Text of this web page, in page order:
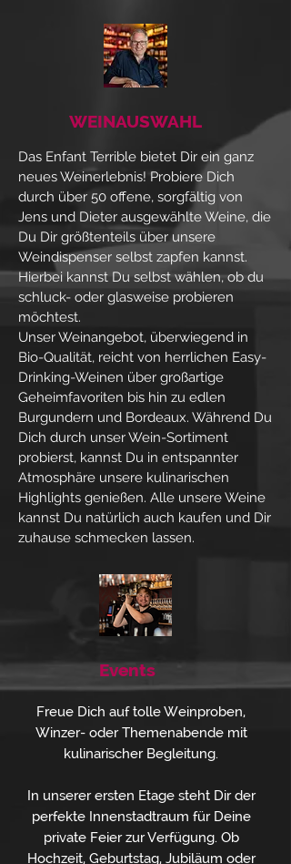
WEINAUSWAHL
Das Enfant Terrible bietet Dir ein ganz
neues Weinerlebnis! Probiere Dich
durch über 50 offene, sorgfältig von
Jens und Dieter ausgewählte Weine, die
Du Dir größtenteils über unsere
Weindispenser selbst zapfen kannst.
Hierbei kannst Du selbst wählen, ob du
schluck- oder glasweise probieren
möchtest.
Unser Weinangebot, überwiegend in
Bio-Qualität, reicht von herrlichen Easy-
Drinking-Weinen über großartige
Geheimfavoriten bis hin zu edlen
Burgundern und Bordeaux. Während Du
Dich durch unser Wein-Sortiment
probierst, kannst Du in entspannter
Atmosphäre unsere kulinarischen
Highlights genießen. Alle unsere Weine
kannst Du natürlich auch kaufen und Dir
zuhause schmecken lassen.
Events
Freue Dich auf tolle Weinproben,
Winzer- oder Themenabende mit
kulinarischer Begleitung.
In unserer ersten Etage steht Dir der
perfekte Innenstadtraum für Deine
private Feier zur Verfügung. Ob
Hochzeit, Geburtstag, Jubiläum oder